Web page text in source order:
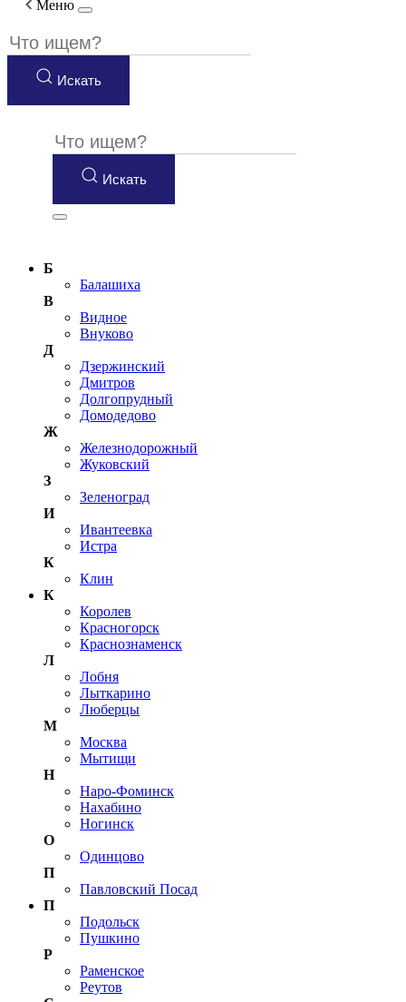
Меню
Искать
Искать
Б
Балашиха
В
Видное
Внуково
Д
Дзержинский
Дмитров
Долгопрудный
Домодедово
Ж
Железнодорожный
Жуковский
З
Зеленоград
И
Ивантеевка
Истра
К
Клин
К
Королев
Красногорск
Краснознаменск
Л
Лобня
Лыткарино
Люберцы
М
Москва
Мытищи
Н
Наро-Фоминск
Нахабино
Ногинск
О
Одинцово
П
Павловский Посад
П
Подольск
Пушкино
Р
Раменское
Реутов